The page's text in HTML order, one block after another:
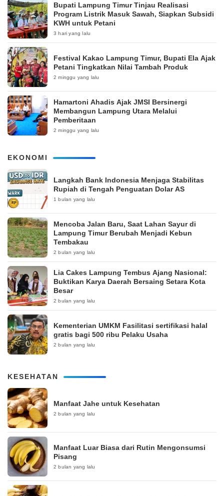
Bupati Lampung Timur Tinjau Realisasi
Program Listrik Masuk Sawah, Siapkan Subsidi
KWH untuk Petani
3 hari yang lalu
‎Festival Kakao Lampung Timur, Bupati Ela Ajak
Petani Tingkatkan Nilai Tambah Produk
2 minggu yang lalu
Hamartoni Ahadis Ajak JMSI Bersinergi
Membangun Lampung Utara Melalui
Pemberitaan
2 minggu yang lalu
EKONOMI
Langkah Bank Indonesia Menjaga Stabilitas
Rupiah di Tengah Penguatan Dolar AS
1 bulan yang lalu
Mencoba Jalan Baru, Saat Lahan Sayur di
Lampung Timur Berubah Menjadi Kebun
Tembakau
2 bulan yang lalu
Lia Cakes Lampung Tembus Ajang Nasional:
Buktikan Karya Daerah Bersaing Setara Kota
Besar
2 bulan yang lalu
Kementerian UMKM Fasilitasi sertifikasi halal
gratis bagi 500 ribu Pelaku Usaha
2 bulan yang lalu
KESEHATAN
Manfaat Jahe untuk Kesehatan
2 bulan yang lalu
Manfaat Luar Biasa dari Rutin Mengonsumsi
Pisang
2 bulan yang lalu